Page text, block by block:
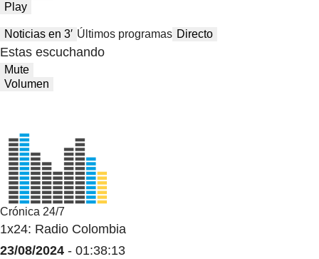
Play
Noticias en 3′ Últimos programas Directo
Estas escuchando
Mute
Volumen
Crónica 24/7
1x24: Radio Colombia
23/08/2024 - 01:38:13